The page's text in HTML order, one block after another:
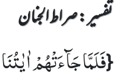
تفسیر : ‎صراط الجنان
{فَلَمَّا جَآءَتْهُمْ اٰیٰتُنَا